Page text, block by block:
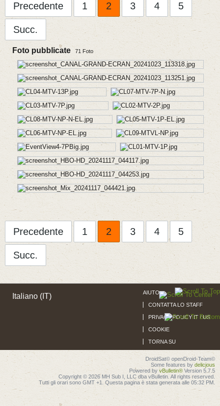
Precedente 1 2 3 4 5
Succ.
Foto pubblicate 71 Foto
Precedente 1 2 3 4 5
Succ.
Italiano (IT) AIUTO
CONTATTA LO STAFF
PRIVACY POLICY IT / US
COOKIE
TORNA SU
DroidSat© openDroid-Team©
Some features bydelicjous
Powered by vBulletin® Version 5.7.5
Copyright © 2026 MH Sub I, LLC dba vBulletin. All rights reserved.
Tutti gli orari sono GMT +1. Questa pagina è stata generata alle 05:32 PM.